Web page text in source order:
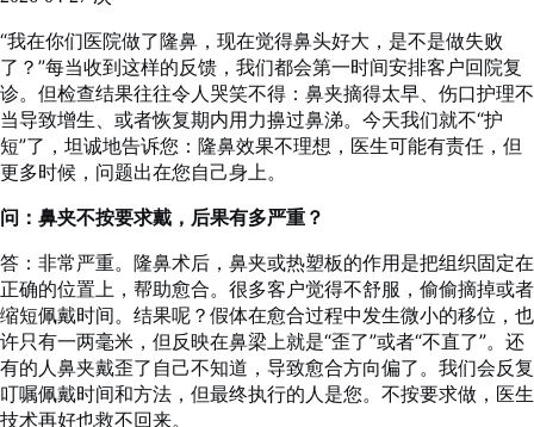
“我在你们医院做了隆鼻，现在觉得鼻头好大，是不是做失败
了？”每当收到这样的反馈，我们都会第一时间安排客户回院复
诊。但检查结果往往令人哭笑不得：鼻夹摘得太早、伤口护理不
当导致增生、或者恢复期内用力擤过鼻涕。今天我们就不“护
短”了，坦诚地告诉您：隆鼻效果不理想，医生可能有责任，但
更多时候，问题出在您自己身上。
问：鼻夹不按要求戴，后果有多严重？
答：非常严重。隆鼻术后，鼻夹或热塑板的作用是把组织固定在
正确的位置上，帮助愈合。很多客户觉得不舒服，偷偷摘掉或者
缩短佩戴时间。结果呢？假体在愈合过程中发生微小的移位，也
许只有一两毫米，但反映在鼻梁上就是“歪了”或者“不直了”。还
有的人鼻夹戴歪了自己不知道，导致愈合方向偏了。我们会反复
叮嘱佩戴时间和方法，但最终执行的人是您。不按要求做，医生
技术再好也救不回来。